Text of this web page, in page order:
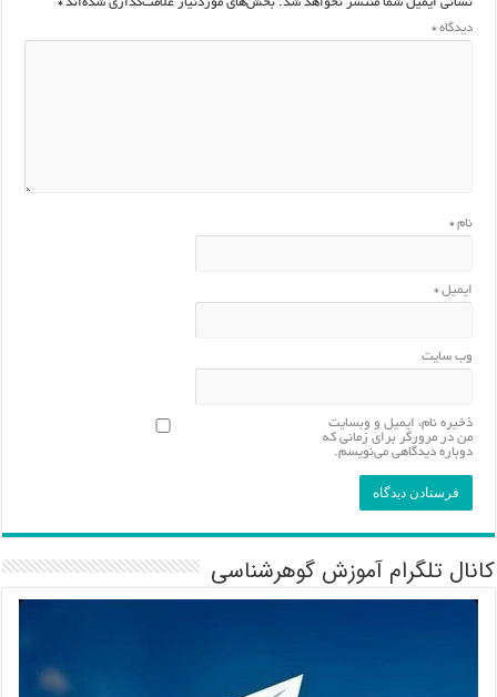
نشانی ایمیل شما منتشر نخواهد شد. بخش‌های موردنیاز علامت‌گذاری شده‌اند*
دیدگاه*
نام*
ایمیل*
وب‌ سایت
ذخیره نام، ایمیل و وبسایت
من در مرورگر برای زمانی که
دوباره دیدگاهی می‌نویسم.
کانال تلگرام آموزش گوهرشناسی